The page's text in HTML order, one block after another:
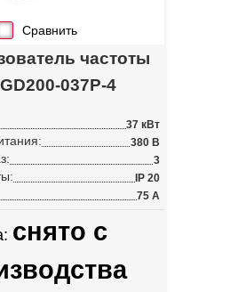
Сравнить
частоты
037P-4
37 кВт
380 В
3
IP 20
75 А
снято с